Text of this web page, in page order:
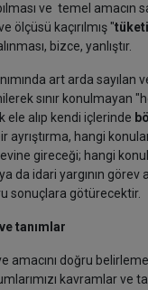
ve temel amacın
ölçüsü kaçırılmış "
bizce, yanlıştır.
art arda sayılan
sınır konulmayan
alıp kendi içlerinde
ayrıştırma, hangi
gireceği; hangi
da idari yargının görev
sonuçlara götürecektir.
tanımlar
doğru
kavramlar ve